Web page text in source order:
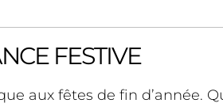
FESTIVE
aux fêtes de fin d’année.